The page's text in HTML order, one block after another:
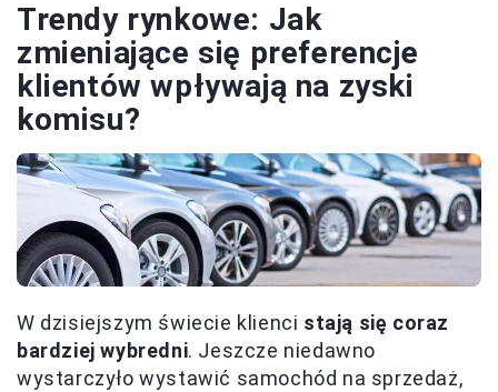
Trendy rynkowe: Jak
zmieniające się preferencje
klientów wpływają na zyski
komisu?
W dzisiejszym świecie klienci stają się coraz
bardziej wybredni. Jeszcze niedawno
wystarczyło wystawić samochód na sprzedaż,